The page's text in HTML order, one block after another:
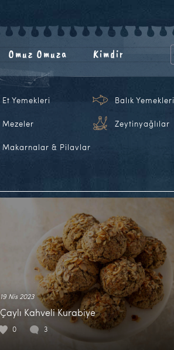
Omuz Omuza Kimdir
Et Yemekleri Balık Yemekleri
Mezeler Zeytinyağlılar
Makarnalar & Pilavlar
19 Nis 2023
Çaylı Kahveli Kurabiye
0 3